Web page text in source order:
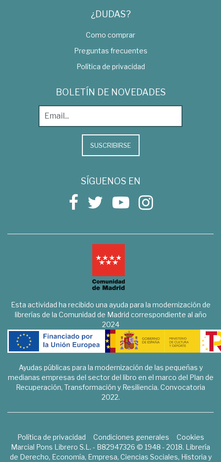
¿DUDAS?
Como comprar
Preguntas frecuentes
Política de privacidad
BOLETÍN DE NOVEDADES
SUSCRIBIRSE
SÍGUENOS EN
Esta actividad ha recibido una ayuda para la modernización de
librerías de la Comunidad de Madrid correspondiente al año
2024
Ayudas públicas para la modernización de las pequeñas y
medianas empresas del sector del libro en el marco del Plan de
Recuperación, Transformación y Resiliencia. Convocatoria
2022.
Política de privacidad Condiciones generales
Cookies
Marcial Pons Librero S.L. - B82947326 © 1948 - 2018. Librería
de Derecho, Economía, Empresa, Ciencias Sociales, Historia y